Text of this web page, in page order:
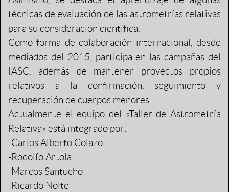
técnicas de evaluación de las astrometrías relativas
para su consideración científica.
Como forma de colaboración internacional, desde
mediados del 2015, participa en las campañas del
IASC, además de mantener proyectos propios
relativos a la confirmación, seguimiento y
recuperación de cuerpos menores.
Actualmente el equipo del «Taller de Astrometría
Relativa» está integrado por:
-Carlos Alberto Colazo
-Rodolfo Artola
-Marcos Santucho
-Ricardo Nolte